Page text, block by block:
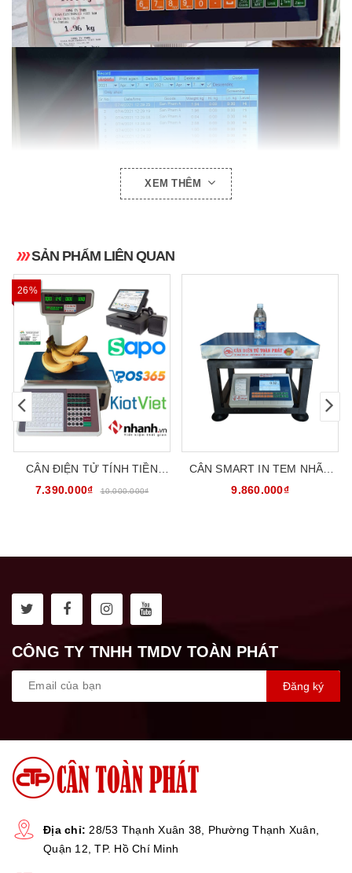
VIDEO SỬ DỤNG HCT SL-150G45:
XEM THÊM
SẢN PHẨM LIÊN QUAN
26%
CÂN ĐIỆN TỬ TÍNH TIỀN
SIÊU THỊ IN MÃ VẠCH MÃ QR
7.390.000₫ 10.000.000₫
CÂN SMART IN TEM NHÃN
DÁN 300KG CÂN GHẾ ĐIỆN
9.860.000₫
CÔNG TY TNHH TMDV TOÀN PHÁT
Đăng ký
Địa chỉ: 28/53 Thạnh Xuân 38, Phường Thạnh Xuân,
Quận 12, TP. Hồ Chí Minh